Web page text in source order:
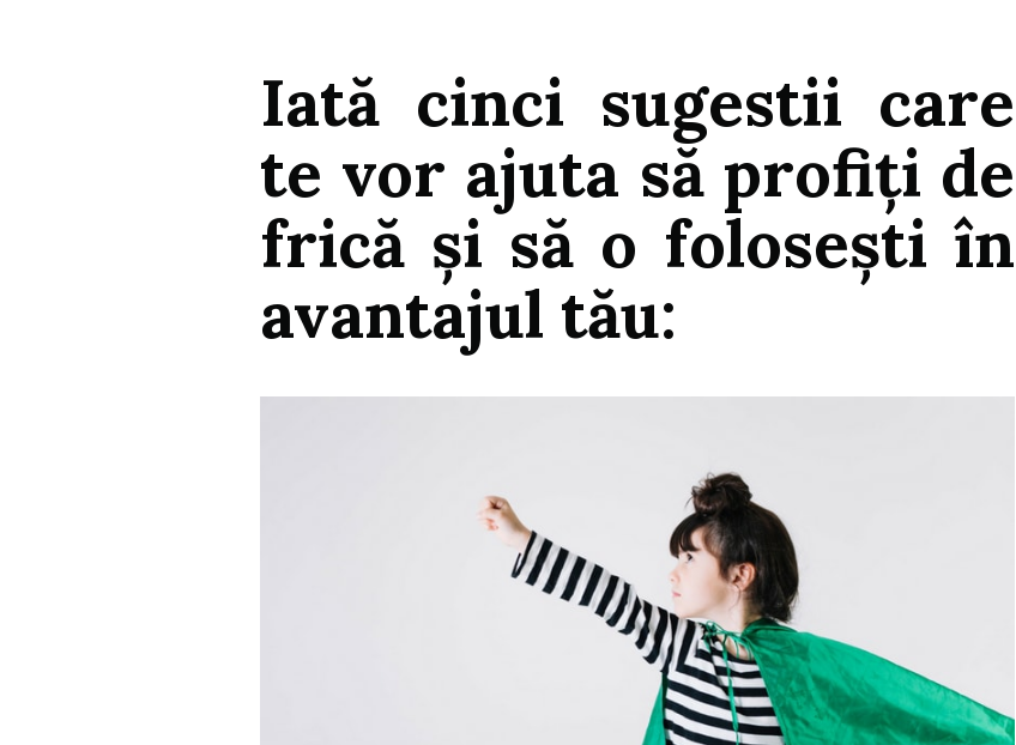
Iată cinci sugestii care
te vor ajuta să profiți de
frică și să o folosești în
avantajul tău: